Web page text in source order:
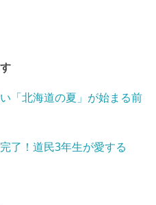
「北海道の夏」が始まる前
了！道民3年生が愛する